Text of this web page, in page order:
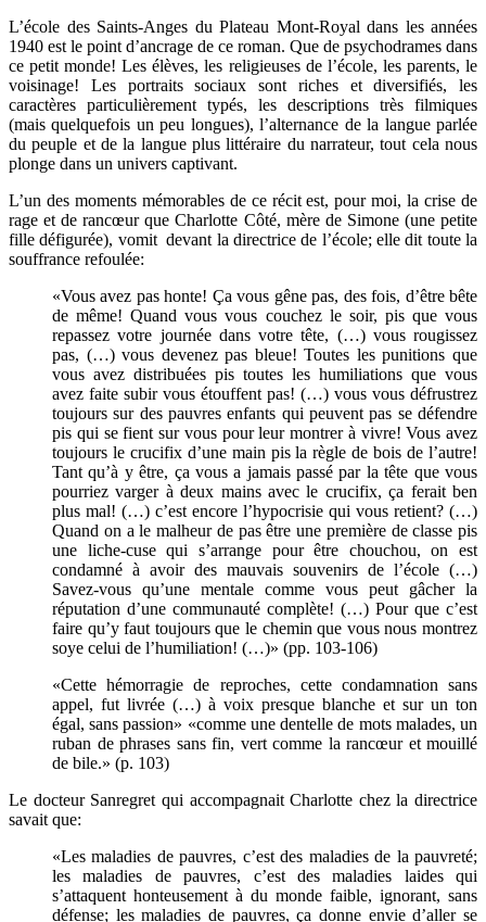
L’école des Saints-Anges du Plateau Mont-Royal dans les années
1940 est le point d’ancrage de ce roman. Que de psychodrames dans
ce petit monde! Les élèves, les religieuses de l’école, les parents, le
voisinage! Les portraits sociaux sont riches et diversifiés, les
caractères particulièrement typés, les descriptions très filmiques
(mais quelquefois un peu longues), l’alternance de la langue parlée
du peuple et de la langue plus littéraire du narrateur, tout cela nous
plonge dans un univers captivant.
L’un des moments mémorables de ce récit est, pour moi, la crise de
rage et de rancœur que Charlotte Côté, mère de Simone (une petite
fille défigurée), vomit devant la directrice de l’école; elle dit toute la
souffrance refoulée:
«Vous avez pas honte! Ça vous gêne pas, des fois, d’être bête
de même! Quand vous vous couchez le soir, pis que vous
repassez votre journée dans votre tête, (…) vous rougissez
pas, (…) vous devenez pas bleue! Toutes les punitions que
vous avez distribuées pis toutes les humiliations que vous
avez faite subir vous étouffent pas! (…) vous vous défrustrez
toujours sur des pauvres enfants qui peuvent pas se défendre
pis qui se fient sur vous pour leur montrer à vivre! Vous avez
toujours le crucifix d’une main pis la règle de bois de l’autre!
Tant qu’à y être, ça vous a jamais passé par la tête que vous
pourriez varger à deux mains avec le crucifix, ça ferait ben
plus mal! (…) c’est encore l’hypocrisie qui vous retient? (…)
Quand on a le malheur de pas être une première de classe pis
une liche-cuse qui s’arrange pour être chouchou, on est
condamné à avoir des mauvais souvenirs de l’école (…)
Savez-vous qu’une mentale comme vous peut gâcher la
réputation d’une communauté complète! (…) Pour que c’est
faire qu’y faut toujours que le chemin que vous nous montrez
soye celui de l’humiliation! (…)» (pp. 103-106)
«Cette hémorragie de reproches, cette condamnation sans
appel, fut livrée (…) à voix presque blanche et sur un ton
égal, sans passion» «comme une dentelle de mots malades, un
ruban de phrases sans fin, vert comme la rancœur et mouillé
de bile.» (p. 103)
Le docteur Sanregret qui accompagnait Charlotte chez la directrice
savait que:
«Les maladies de pauvres, c’est des maladies de la pauvreté;
les maladies de pauvres, c’est des maladies laides qui
s’attaquent honteusement à du monde faible, ignorant, sans
défense; les maladies de pauvres, ça donne envie d’aller se